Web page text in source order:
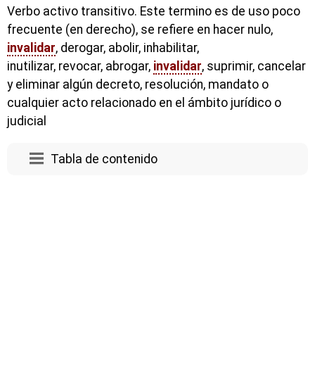
Verbo activo transitivo. Este termino es de uso poco
frecuente (en derecho), se refiere en hacer nulo,
invalidar, derogar, abolir, inhabilitar,
inutilizar, revocar, abrogar, invalidar, suprimir, cancelar
y eliminar algún decreto, resolución, mandato o
cualquier acto relacionado en el ámbito jurídico o
judicial
Tabla de contenido